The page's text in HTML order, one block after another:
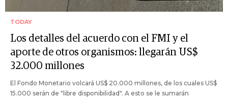
TODAY
Los detalles del acuerdo con el FMI y el
aporte de otros organismos: llegarán US$
32.000 millones
El Fondo Monetario volcará US$ 20.000 millones, de los cuales US$
15.000 serán de "libre disponibilidad". A esto se le sumarán